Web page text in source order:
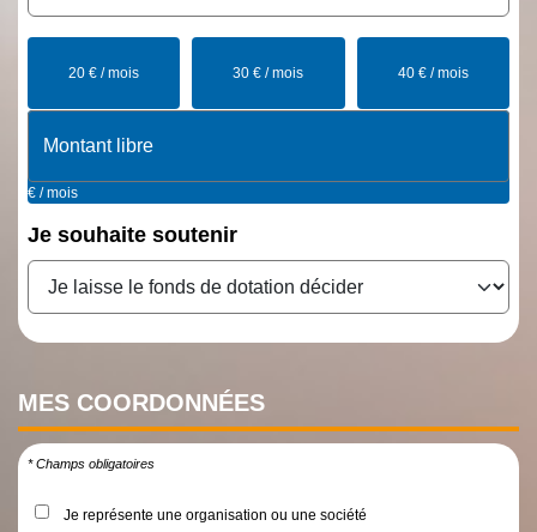
20 € / mois 30 € / mois 40 € / mois
€ / mois
Je souhaite soutenir
MES COORDONNÉES
* Champs obligatoires
Je représente une organisation ou une société